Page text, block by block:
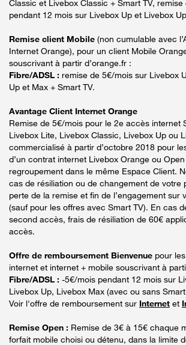
Classic et Livebox Classic + Smart TV,
pendant 12 mois sur Livebox Up et Livebox
Remise client Mobile (non cumulable avec
Internet Orange), pour un client Mobile
souscrivant à partir d’orange.fr :
Fibre/ADSL : remise de 5€/mois sur Livebox
Up et Max + Smart TV.
Avantage Client Internet Orange
Remise de 5€/mois pour le 2e accès internet
Livebox Lite, Livebox Classic, Livebox Up ou
commercialisé à partir d’octobre 2018 pour
d’un contrat internet Livebox Orange ou
regroupement dans le même Espace Client.
cas de résiliation ou de changement de votre
perte de la remise et fin de l’engagement sur
(sauf pour les offres avec Smart TV). En cas
second accès, frais de résiliation de 60€
accès.
Offre de remboursement Bienvenue pour
internet et internet + mobile souscrivant à
Fibre/ADSL : -5€/mois pendant 12 mois sur
Livebox Up, Livebox Max (avec ou sans Smart
Voir l'offre de remboursement sur Internet et
Remise Open : Remise de 3€ à 15€ chaque
forfait mobile choisi ou détenu, dans la limite